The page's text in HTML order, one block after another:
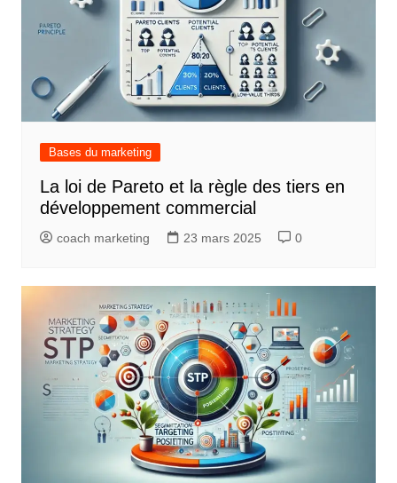
Bases du marketing
La loi de Pareto et la règle des tiers en
développement commercial
coach marketing 23 mars 2025 0